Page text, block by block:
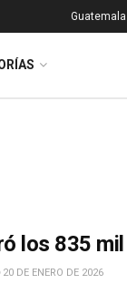
los 835
20 DE ENERO DE 2026